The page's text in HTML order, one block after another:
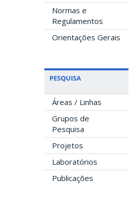
Normas e
Regulamentos
Orientações Gerais
PESQUISA
Áreas / Linhas
Grupos de
Pesquisa
Projetos
Laboratórios
Publicações